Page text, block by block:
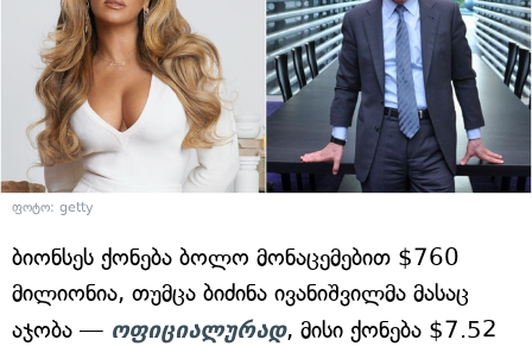
ფოტო: getty
ბიონსეს ქონება ბოლო მონაცემებით $760
მილიონია, თუმცა ბიძინა ივანიშვილმა მასაც
აჯობა — ოფიციალურად, მისი ქონება $7.52